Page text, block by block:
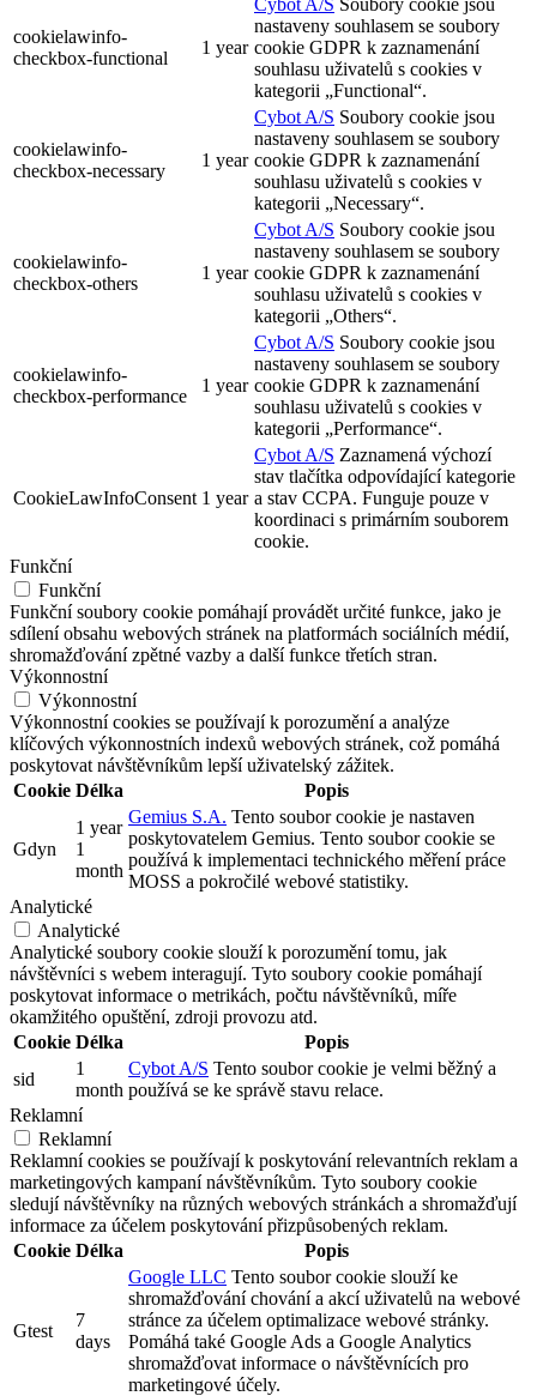
cookielawinfo-
checkbox-functional
1 year
nastaveny souhlasem se soubory
cookie GDPR k zaznamenání
souhlasu uživatelů s cookies v
kategorii „Functional“.
cookielawinfo-
checkbox-necessary
1 year
Cybot A/S Soubory cookie jsou
nastaveny souhlasem se soubory
cookie GDPR k zaznamenání
souhlasu uživatelů s cookies v
kategorii „Necessary“.
cookielawinfo-
checkbox-others
1 year
Cybot A/S Soubory cookie jsou
nastaveny souhlasem se soubory
cookie GDPR k zaznamenání
souhlasu uživatelů s cookies v
kategorii „Others“.
cookielawinfo-
checkbox-performance
1 year
Cybot A/S Soubory cookie jsou
nastaveny souhlasem se soubory
cookie GDPR k zaznamenání
souhlasu uživatelů s cookies v
kategorii „Performance“.
CookieLawInfoConsent 1 year
Cybot A/S Zaznamená výchozí
stav tlačítka odpovídající kategorie
a stav CCPA. Funguje pouze v
koordinaci s primárním souborem
cookie.
Funkční
Funkční
Funkční soubory cookie pomáhají provádět určité funkce, jako je
sdílení obsahu webových stránek na platformách sociálních médií,
shromažďování zpětné vazby a další funkce třetích stran.
Výkonnostní
Výkonnostní
Výkonnostní cookies se používají k porozumění a analýze
klíčových výkonnostních indexů webových stránek, což pomáhá
poskytovat návštěvníkům lepší uživatelský zážitek.
Cookie Délka Popis
Gdyn
1 year
1
month
Gemius S.A. Tento soubor cookie je nastaven
poskytovatelem Gemius. Tento soubor cookie se
používá k implementaci technického měření práce
MOSS a pokročilé webové statistiky.
Analytické
Analytické
Analytické soubory cookie slouží k porozumění tomu, jak
návštěvníci s webem interagují. Tyto soubory cookie pomáhají
poskytovat informace o metrikách, počtu návštěvníků, míře
okamžitého opuštění, zdroji provozu atd.
Cookie Délka
Popis
sid
1
month
Cybot A/S Tento soubor cookie je velmi běžný a
používá se ke správě stavu relace.
Reklamní
Reklamní
Reklamní cookies se používají k poskytování relevantních reklam a
marketingových kampaní návštěvníkům. Tyto soubory cookie
sledují návštěvníky na různých webových stránkách a shromažďují
informace za účelem poskytování přizpůsobených reklam.
Cookie Délka Popis
Gtest
7
days
Google LLC Tento soubor cookie slouží ke
shromažďování chování a akcí uživatelů na webové
stránce za účelem optimalizace webové stránky.
Pomáhá také Google Ads a Google Analytics
shromažďovat informace o návštěvnících pro
marketingové účely.